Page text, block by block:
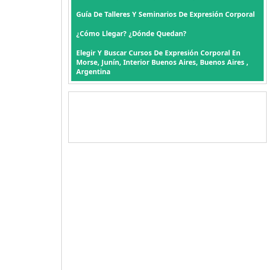
Guía De Talleres Y Seminarios De Expresión Corporal
¿Cómo Llegar? ¿Dónde Quedan?
Elegir Y Buscar Cursos De Expresión Corporal En
Morse, Junín, Interior Buenos Aires, Buenos Aires ,
Argentina